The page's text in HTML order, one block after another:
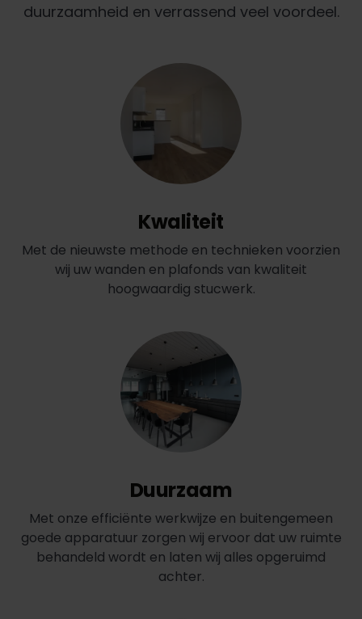
duurzaamheid en verrassend veel voordeel.
Kwaliteit
Met de nieuwste methode en technieken voorzien
wij uw wanden en plafonds van kwaliteit
hoogwaardig stucwerk.
Duurzaam
Met onze efficiënte werkwijze en buitengemeen
goede apparatuur zorgen wij ervoor dat uw ruimte
behandeld wordt en laten wij alles opgeruimd
achter.